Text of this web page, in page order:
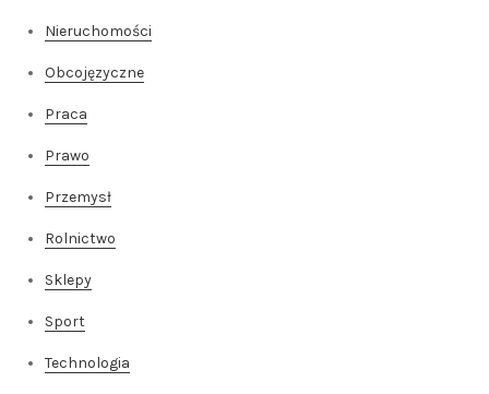
Nieruchomości
Obcojęzyczne
Praca
Prawo
Przemysł
Rolnictwo
Sklepy
Sport
Technologia